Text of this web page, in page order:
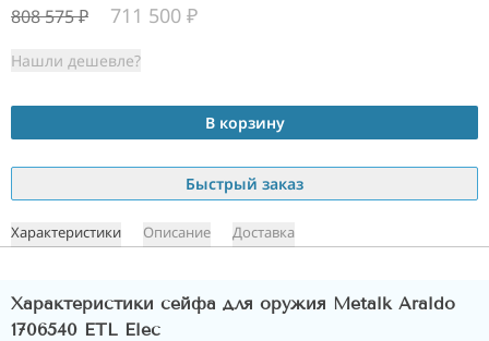
808 575₽ 711 500 ₽
Нашли дешевле?
В корзину
Быстрый заказ
Характеристики Описание Доставка
Характеристики сейфа для оружия Metalk Araldo
1706540 ETL Elec